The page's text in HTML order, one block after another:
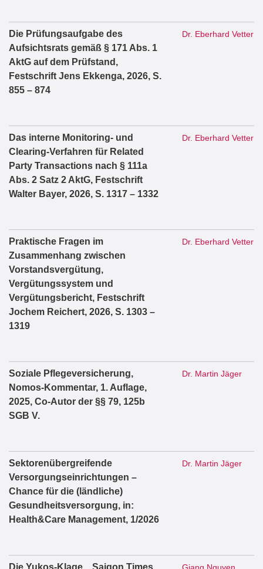
Die Prüfungsaufgabe des
Aufsichtsrats gemäß § 171 Abs. 1
AktG auf dem Prüfstand,
Festschrift Jens Ekkenga, 2026, S.
855 – 874
Dr. Eberhard Vetter
Das interne Monitoring- und
Clearing-Verfahren für Related
Party Transactions nach § 111a
Abs. 2 Satz 2 AktG, Festschrift
Walter Bayer, 2026, S. 1317 – 1332
Dr. Eberhard Vetter
Praktische Fragen im
Zusammenhang zwischen
Vorstandsvergütung,
Vergütungssystem und
Vergütungsbericht, Festschrift
Jochem Reichert, 2026, S. 1303 –
1319
Dr. Eberhard Vetter
Soziale Pflegeversicherung,
Nomos-Kommentar, 1. Auflage,
2025, Co-Autor der §§ 79, 125b
SGB V.
Dr. Martin Jäger
Sektorenübergreifende
Versorgungseinrichtungen –
Chance für die (ländliche)
Gesundheitsversorgung, in:
Health&Care Management, 1/2026
Dr. Martin Jäger